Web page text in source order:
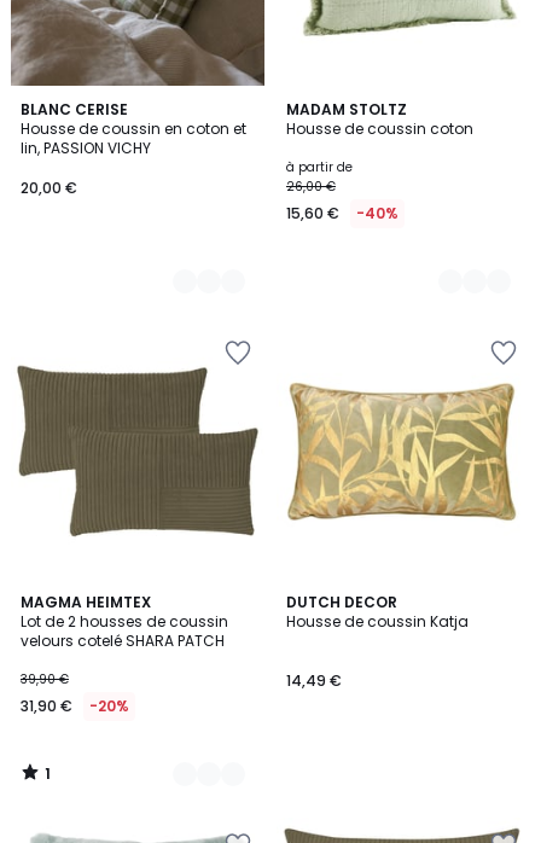
BLANC CERISE
Housse de coussin en coton et
lin, PASSION VICHY
20,00 €
2
Couleurs
MADAM STOLTZ
Housse de coussin coton
à partir de
26,00 €
15,60 € -40%
5
Couleurs
MAGMA HEIMTEX
Lot de 2 housses de coussin
velours cotelé SHARA PATCH
39,90 €
31,90 € -20%
1
/
5
6
Couleurs
1
/
DUTCH DECOR
Housse de coussin Katja
14,49 €